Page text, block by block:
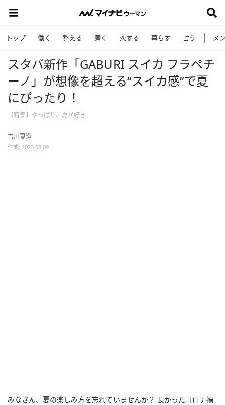
トップ 働く 整える 磨く 恋する 暮らす 占う メ
スタバ新作「GABURI スイカ フラペチ
ーノ」が想像を超える“スイカ感”で夏
にぴったり！
【特集】やっぱり、夏が好き。
吉川夏澄
作成: 2023.08.09
みなさん、夏の楽しみ方を忘れていませんか？ 長かったコロナ禍